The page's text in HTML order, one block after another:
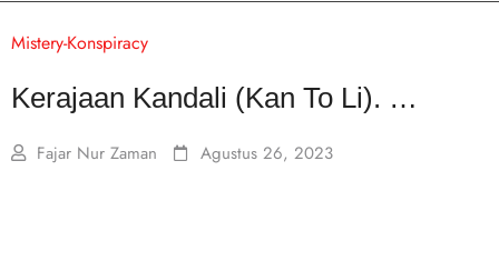
Mistery-Konspiracy
Kerajaan Kandali (Kan To Li). …
Fajar Nur Zaman Agustus 26, 2023